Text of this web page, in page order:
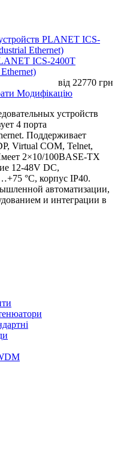
ICS-2400T
від 22770 грн
Модифікацію
устройств
4 порта
Поддерживает
Virtual COM, Telnet,
2×10/100BASE-TX
12-48V DC,
°C, корпус IP40.
автоматизации,
и интеграции в